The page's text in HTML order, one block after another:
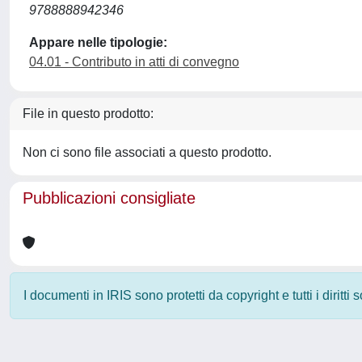
9788888942346
Appare nelle tipologie:
04.01 - Contributo in atti di convegno
File in questo prodotto:
Non ci sono file associati a questo prodotto.
Pubblicazioni consigliate
I documenti in IRIS sono protetti da copyright e tutti i diritti